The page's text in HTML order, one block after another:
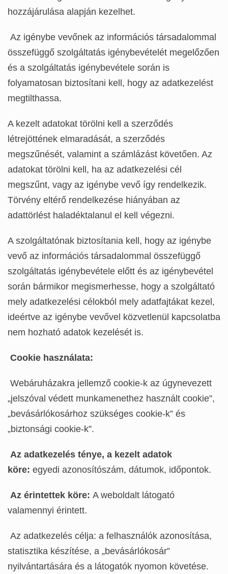
hozzájárulása alapján kezelhet.
Az igénybe vevőnek az információs társadalommal
összefüggő szolgáltatás igénybevételét megelőzően
és a szolgáltatás igénybevétele során is
folyamatosan biztosítani kell, hogy az adatkezelést
megtilthassa.
A kezelt adatokat törölni kell a szerződés
létrejöttének elmaradását, a szerződés
megszűnését, valamint a számlázást követően. Az
adatokat törölni kell, ha az adatkezelési cél
megszűnt, vagy az igénybe vevő így rendelkezik.
Törvény eltérő rendelkezése hiányában az
adattörlést haladéktalanul el kell végezni.
A szolgáltatónak biztosítania kell, hogy az igénybe
vevő az információs társadalommal összefüggő
szolgáltatás igénybevétele előtt és az igénybevétel
során bármikor megismerhesse, hogy a szolgáltató
mely adatkezelési célokból mely adatfajtákat kezel,
ideértve az igénybe vevővel közvetlenül kapcsolatba
nem hozható adatok kezelését is.
Cookie használata:
Webáruházakra jellemző cookie-k az úgynevezett
„jelszóval védett munkamenethez használt cookie”,
„bevásárlókosárhoz szükséges cookie-k” és
„biztonsági cookie-k”.
Az adatkezelés ténye, a kezelt adatok
köre: egyedi azonosítószám, dátumok, időpontok.
Az érintettek köre: A weboldalt látogató
valamennyi érintett.
Az adatkezelés célja: a felhasználók azonosítása,
statisztika készítése, a „bevásárlókosár”
nyilvántartására és a látogatók nyomon követése.